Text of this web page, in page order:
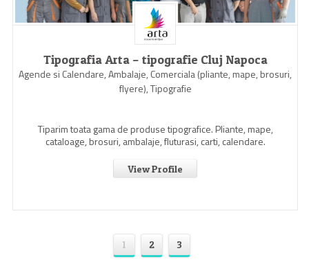
Tipografia Arta – tipografie Cluj Napoca
Agende si Calendare, Ambalaje, Comerciala (pliante, mape, brosuri,
flyere), Tipografie
Tiparim toata gama de produse tipografice. Pliante, mape,
cataloage, brosuri, ambalaje, fluturasi, carti, calendare.
View Profile
1 2 3